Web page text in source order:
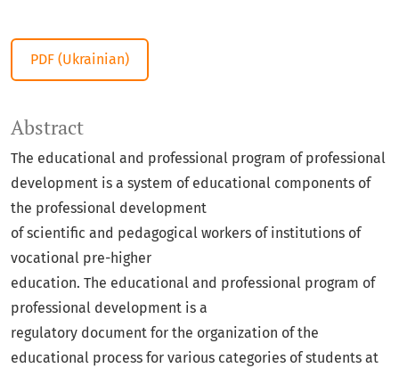
PDF (Ukrainian)
Abstract
The educational and professional program of professional
development is a system of educational components of
the professional development
of scientific and pedagogical workers of institutions of
vocational pre-higher
education. The educational and professional program of
professional development is a
regulatory document for the organization of the
educational process for various categories of students at